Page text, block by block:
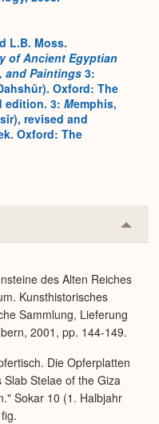
L.B. Moss.
of Ancient Egyptian
and Paintings 3:
Oxford: The
edition. 3: Memphis,
revised and
Oxford: The
or
des Alten Reiches
Kunsthistorisches
Sammlung, Lieferung
2001, pp. 144-149.
Die Opferplatten
Stelae of the Giza
Sokar 10 (1. Halbjahr